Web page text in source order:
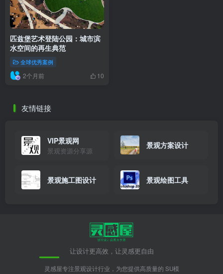
匹兹堡艺术登陆公园：城市滨
水空间的再生典范
全球优秀案例
2个月前 10
友情链接
VIP景观网
景观资源分享源
景观方案设计
景观施工图设计 景观绘图工具
让设计更高效，让灵感更自由
灵感屋专注景观设计行业，为您提供高质量的 SU模